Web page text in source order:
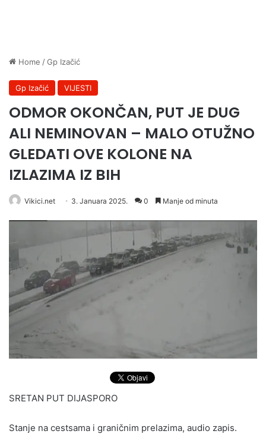
Home /Gp Izačić
Gp Izačić VIJESTI
ODMOR OKONČAN, PUT JE DUG
ALI NEMINOVAN – MALO OTUŽNO
GLEDATI OVE KOLONE NA
IZLAZIMA IZ BIH
Vikici.net 3. Januara 2025. 0 Manje od minuta
SRETAN PUT DIJASPORO
Stanje na cestsama i graničnim prelazima, audio zapis.